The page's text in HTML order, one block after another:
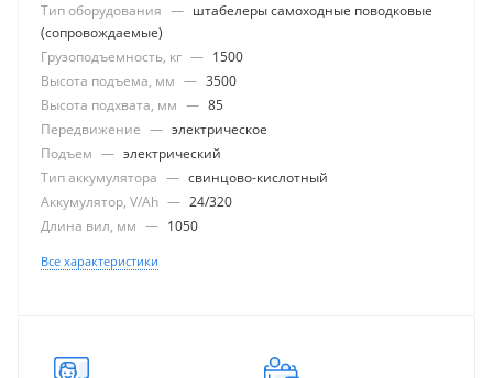
Тип оборудования — штабелеры самоходные поводковые
(сопровождаемые)
Грузоподъемность, кг — 1500
Высота подъема, мм — 3500
Высота подхвата, мм — 85
Передвижение — электрическое
Подъем — электрический
Тип аккумулятора — свинцово-кислотный
Аккумулятор, V/Ah — 24/320
Длина вил, мм — 1050
Все характеристики